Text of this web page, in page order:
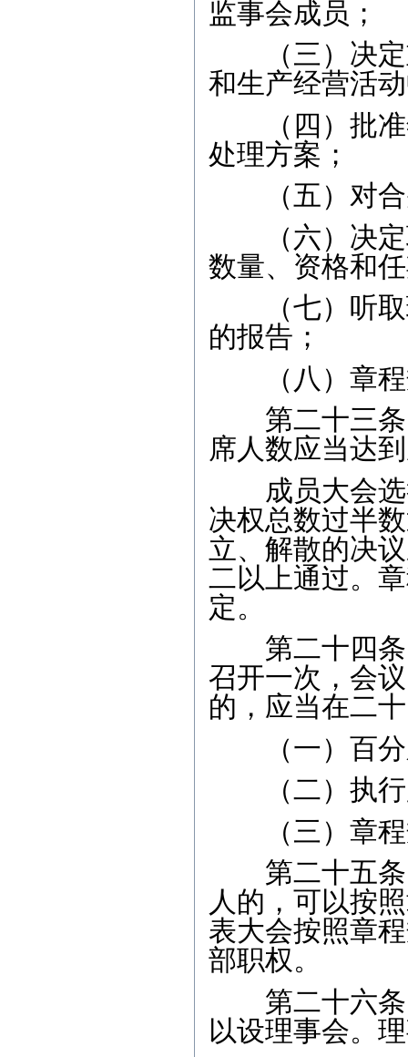
监事会成员；
（三）决定
和生产经营活
（四）批准
处理方案；
（五）对合
（六）决定
数量、资格和
（七）听取
的报告；
（八）章程
第二十三条
席人数应当达
成员大会选
决权总数过半
立、解散的决
二以上通过。
定。
第二十四条
召开一次，会
的，应当在二
（一）百分
（二）执行
（三）章程
第二十五条
人的，可以按
表大会按照章
部职权。
第二十六条
以设理事会。